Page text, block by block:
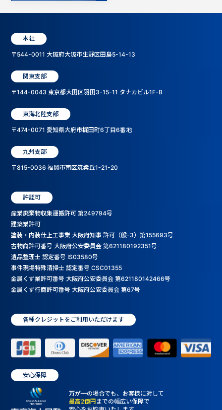
本社
〒544-0011 大阪府大阪市生野区田島5-14-13
関東支部
〒144-0043 東京都大田区羽田3-15-11 タナカビル1F-B
東海北陸支部
〒474-0071 愛知県大府市梶田町6丁目6番地
九州支部
〒815-0036 福岡市南区筑紫丘1-21-20
許認可
産業廃棄物収集運搬許可 第249794号
建築業許可
塗装・内装仕上工事業 大阪府知事 許可（般-3）第155693号
古物商許可番号 大阪府公安委員会 第621180192351号
遺品整理士 認定番号 IS03580号
事件現場特殊清掃士 認定番号 CSC01355
金属くず業許可番号 大阪府公安委員会 第621180142466号
金属くず行商許可番号 大阪府公安委員会 第67号
各種クレジットをご利用いただけます
安心保障
万が一の場合でも、お客様に対して
最高2億円 までの幅広い保障で